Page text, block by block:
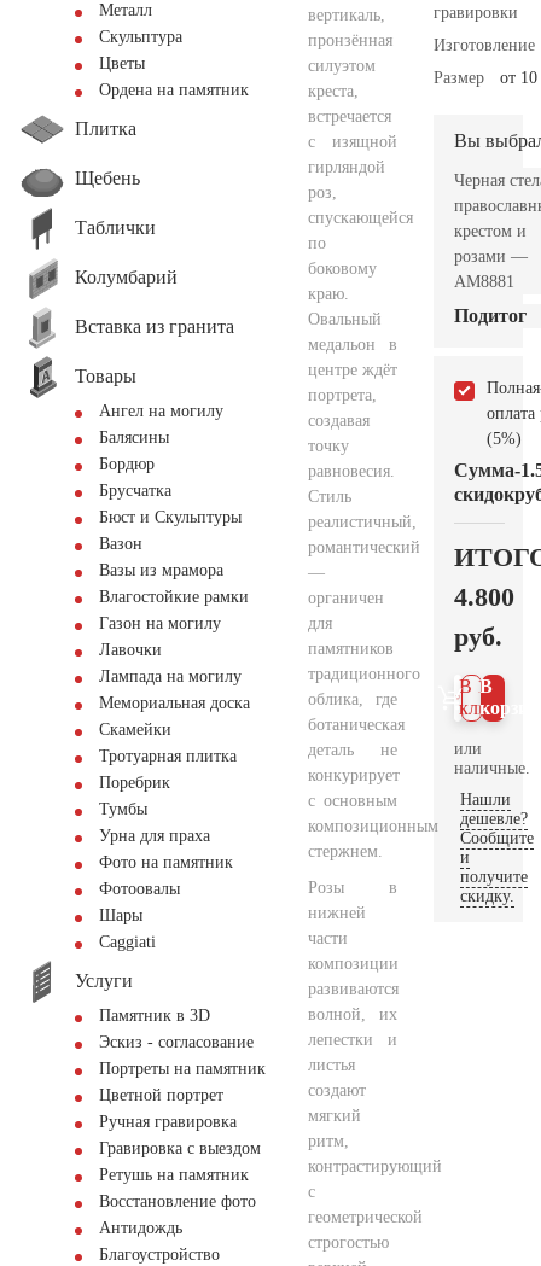
Металл
Скульптура
Цветы
Ордена на памятник
Плитка
Щебень
Таблички
Колумбарий
Вставка из гранита
Товары
Ангел на могилу
Балясины
Бордюр
Брусчатка
Бюст и Скульптуры
Вазон
Вазы из мрамора
Влагостойкие рамки
Газон на могилу
Лавочки
Лампада на могилу
Мемориальная доска
Скамейки
Тротуарная плитка
Поребрик
Тумбы
Урна для праха
Фото на памятник
Фотоовалы
Шары
Сaggiati
Услуги
Памятник в 3D
Эскиз - согласование
Портреты на памятник
Цветной портрет
Ручная гравировка
Гравировка с выездом
Ретушь на памятник
Восстановление фото
Антидождь
Благоустройство
вертикаль,
пронзённая
силуэтом
креста,
встречается
с изящной
гирляндой
роз,
спускающейся
по
боковому
краю.
Овальный
медальон в
центре ждёт
портрета,
создавая
точку
равновесия.
Стиль
реалистичный,
романтический
—
органичен
для
памятников
традиционного
облика, где
ботаническая
деталь не
конкурирует
с основным
композиционным
стержнем.
Розы в
нижней
части
композиции
развиваются
волной, их
лепестки и
листья
создают
мягкий
ритм,
контрастирующий
с
геометрической
строгостью
гравировки
Изготовление
Размер
от
Вы
Черная
крестом и
розами —
AM8881
Подитог
Полная
оплата
(5%)
Сумма
скидок
-
4.800
руб.
В
В 1
клик
или
наличные.
Нашли
дешевле?
Сообщите
и
получите
скидку.